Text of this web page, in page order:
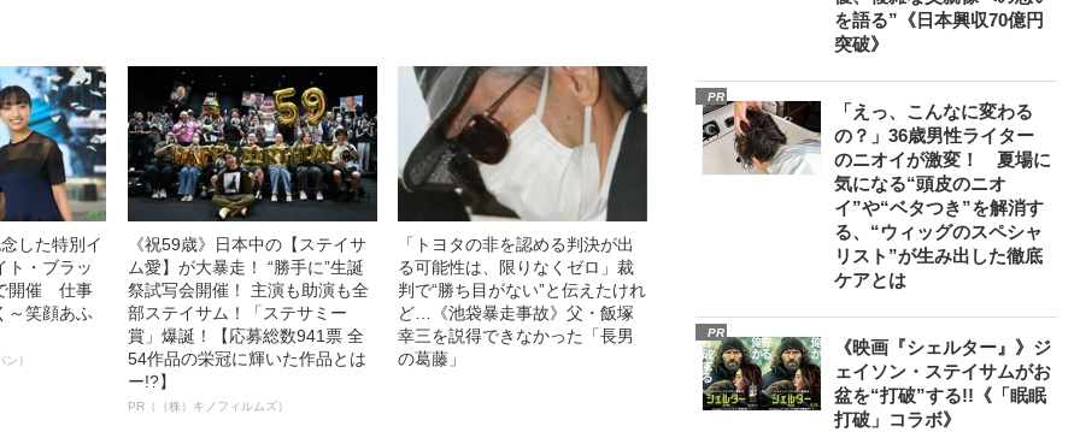
した特別イ
ト・ブラッ
開催 仕事
～笑顔あふ
）
《祝59歳》日本中の【ステイサ
ム愛】が大暴走！ “勝手に”生誕
祭試写会開催！ 主演も助演も全
部ステイサム！「ステサミー
賞」爆誕！【応募総数941票 全
54作品の栄冠に輝いた作品とは
ー!?】
PR（（株）キノフィルムズ）
「トヨタの非を認める判決が出
る可能性は、限りなくゼロ」裁
判で“勝ち目がない”と伝えたけれ
ど…《池袋暴走事故》父・飯塚
幸三を説得できなかった「長男
の葛藤」
を語る”《日本興収70億円
突破》
PR
「えっ、こんなに変わる
の？」36歳男性ライター
のニオイが激変！ 夏場に
気になる“頭皮のニオ
イ”や“ベタつき”を解消す
る、“ウィッグのスペシャ
リスト”が生み出した徹底
ケアとは
PR
《映画『シェルター』》ジ
ェイソン・ステイサムがお
盆を“打破”する!!《「眠眠
打破」コラボ》